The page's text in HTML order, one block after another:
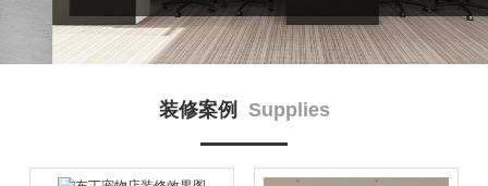
装修案例 Supplies